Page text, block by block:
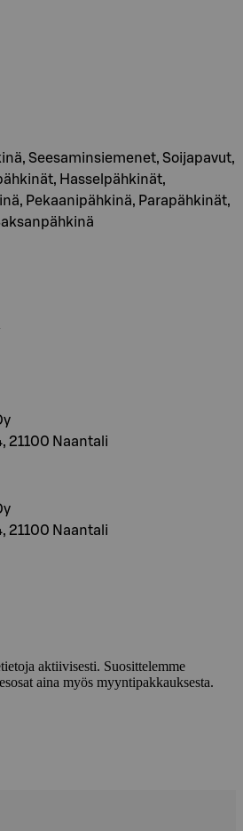
Seesaminsiemenet, Soijapavut,
Hasselpähkinät,
Pekaanipähkinä, Parapähkinät,
21100 Naantali
21100 Naantali
aktiivisesti. Suosittelemme
aina myös myyntipakkauksesta.